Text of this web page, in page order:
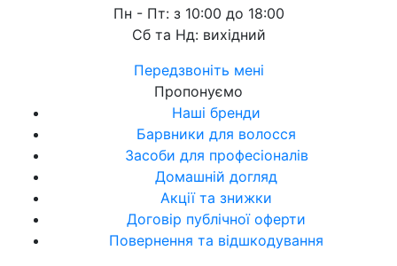
Пн - Пт: з 10:00 до 18:00
Сб та Нд: вихідний
Передзвоніть мені
Пропонуємо
Наші бренди
Барвники для волосся
Засоби для професіоналів
Домашній догляд
Акції та знижки
Договір публічної оферти
Повернення та відшкодування